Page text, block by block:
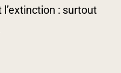
: surtout